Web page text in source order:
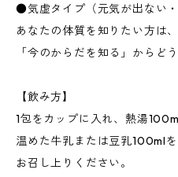
●気虚タイプ（元気が出ない・
あなたの体質を知りたい方は、
「今のからだを知る」からど
【飲み方】
1包をカップに入れ、熱湯
温めた牛乳または豆乳100ml
お召し上りください。